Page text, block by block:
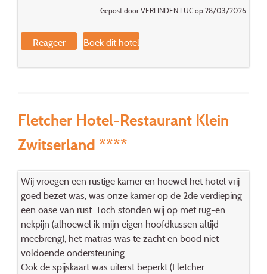
Gepost door VERLINDEN LUC op 28/03/2026
Reageer Boek dit hotel
Fletcher Hotel-Restaurant Klein
Zwitserland ****
Wij vroegen een rustige kamer en hoewel het hotel vrij
goed bezet was, was onze kamer op de 2de verdieping
een oase van rust. Toch stonden wij op met rug-en
nekpijn (alhoewel ik mijn eigen hoofdkussen altijd
meebreng), het matras was te zacht en bood niet
voldoende ondersteuning.
Ook de spijskaart was uiterst beperkt (Fletcher